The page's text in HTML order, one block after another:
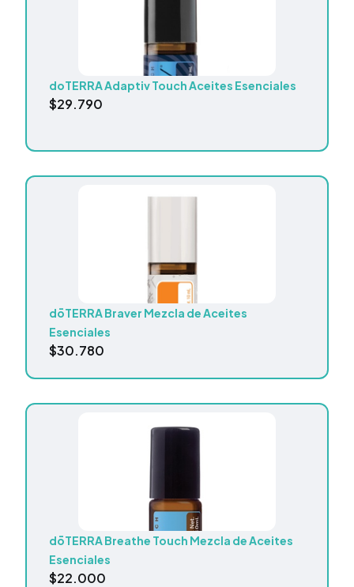
doTERRA Adaptiv Touch Aceites Esenciales
$29.790
dōTERRA Braver Mezcla de Aceites
Esenciales
$30.780
dōTERRA Breathe Touch Mezcla de Aceites
Esenciales
$22.000